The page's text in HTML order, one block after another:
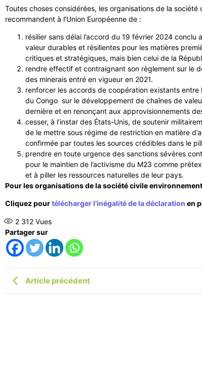
Toutes choses considérées, les organisations de la
recommandent à l’Union Européenne de :
résilier sans délai l’accord du 19 février 2024
valeur durables et résilientes pour les matières
critiques et stratégiques, mais bien celui de la
rendre effectif et contraignant son règlement sur le
des minerais entré en vigueur en 2021.
renforcer les accords de coopération existants entre
du Congo sur le développement de chaînes de
dernière et en renonçant aux approvisionnements
cesser, à l’instar des États-Unis, de soutenir
de le mettre sous régime de restriction en matière
confirmée par toutes les sources crédibles dans le
prendre en toute urgence des sanctions sévères
pour le maintien de l’activisme du M23 comme
et à piller les ressources naturelles de leur pays.
Pour les organisations de la société civile
Cliquez pourtélécharger l’inégalité de la déclaration en
2 312 Vues
Partager sur
Article précédent